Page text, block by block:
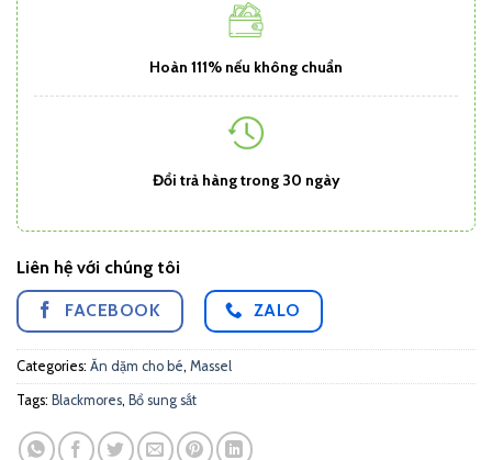
Hoàn 111% nếu không chuẩn
Đổi trả hàng trong 30 ngày
Liên hệ với chúng tôi
FACEBOOK ZALO
Categories: Ăn dặm cho bé, Massel
Tags: Blackmores, Bổ sung sắt